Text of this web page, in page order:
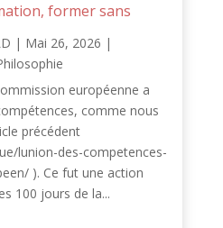
former sans
| Mai 26, 2026 |
européenne a
comme nous
précédent
lunion-des-competences-
). Ce fut une action
100 jours de la...